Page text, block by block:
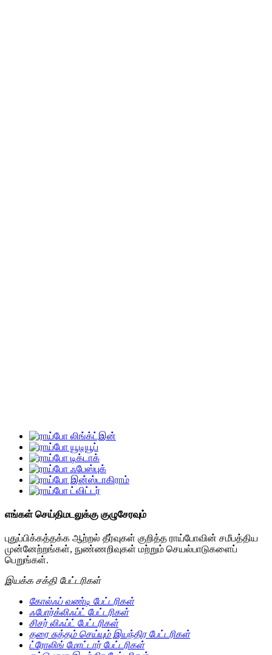
எங்கள் செய்திமடலுக்கு குழுசேரவும்
புதுப்பிக்கத்தக்க ஆற்றல் தீர்வுகள் குறித்த ராய்போவின் சமீபத்திய
முன்னேற்றங்கள், நுண்ணறிவுகள் மற்றும் செயல்பாடுகளைப்
பெறுங்கள்.
இயக்க சக்தி பேட்டரிகள்
கோல்ஃப் வண்டி பேட்டரிகள்
ஃபோர்க்லிஃப்ட் பேட்டரிகள்
சிசர் லிஃப்ட் பேட்டரிகள்
தரை சுத்தம் செய்யும் இயந்திர பேட்டரிகள்
ட்ரோலிங் மோட்டார் பேட்டரிகள்